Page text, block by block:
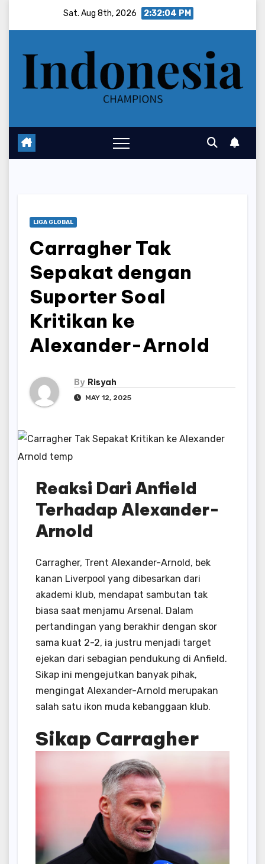
Sat. Aug 8th, 2026 2:32:04 PM
LIGA GLOBAL
Carragher Tak
Sepakat dengan
Suporter Soal
Kritikan ke
Alexander-Arnold
By Risyah
MAY 12, 2025
Reaksi Dari Anfield
Terhadap Alexander-
Arnold
Carragher, Trent Alexander-Arnold, bek
kanan Liverpool yang dibesarkan dari
akademi klub, mendapat sambutan tak
biasa saat menjamu Arsenal. Dalam
pertandingan yang berakhir dengan skor
sama kuat 2-2, ia justru menjadi target
ejekan dari sebagian pendukung di Anfield.
Sikap ini mengejutkan banyak pihak,
mengingat Alexander-Arnold merupakan
salah satu ikon muda kebanggaan klub.
Sikap Carragher